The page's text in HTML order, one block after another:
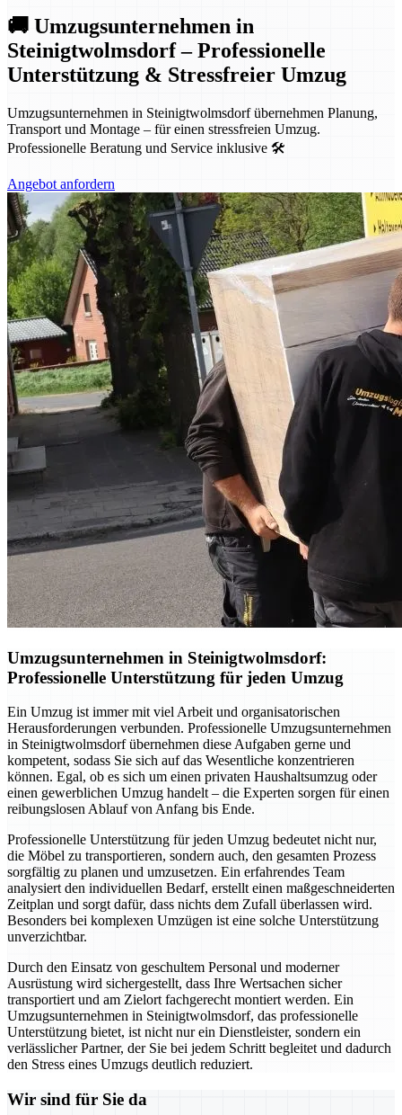
🚚 Umzugsunternehmen in
Steinigtwolmsdorf – Professionelle
Unterstützung & Stressfreier Umzug
Umzugsunternehmen in Steinigtwolmsdorf übernehmen Planung,
Transport und Montage – für einen stressfreien Umzug.
Professionelle Beratung und Service inklusive 🛠️
Angebot anfordern
Umzugsunternehmen in Steinigtwolmsdorf:
Professionelle Unterstützung für jeden Umzug
Ein Umzug ist immer mit viel Arbeit und organisatorischen
Herausforderungen verbunden. Professionelle Umzugsunternehmen
in Steinigtwolmsdorf übernehmen diese Aufgaben gerne und
kompetent, sodass Sie sich auf das Wesentliche konzentrieren
können. Egal, ob es sich um einen privaten Haushaltsumzug oder
einen gewerblichen Umzug handelt – die Experten sorgen für einen
reibungslosen Ablauf von Anfang bis Ende.
Professionelle Unterstützung für jeden Umzug bedeutet nicht nur,
die Möbel zu transportieren, sondern auch, den gesamten Prozess
sorgfältig zu planen und umzusetzen. Ein erfahrendes Team
analysiert den individuellen Bedarf, erstellt einen maßgeschneiderten
Zeitplan und sorgt dafür, dass nichts dem Zufall überlassen wird.
Besonders bei komplexen Umzügen ist eine solche Unterstützung
unverzichtbar.
Durch den Einsatz von geschultem Personal und moderner
Ausrüstung wird sichergestellt, dass Ihre Wertsachen sicher
transportiert und am Zielort fachgerecht montiert werden. Ein
Umzugsunternehmen in Steinigtwolmsdorf, das professionelle
Unterstützung bietet, ist nicht nur ein Dienstleister, sondern ein
verlässlicher Partner, der Sie bei jedem Schritt begleitet und dadurch
den Stress eines Umzugs deutlich reduziert.
Wir sind für Sie da